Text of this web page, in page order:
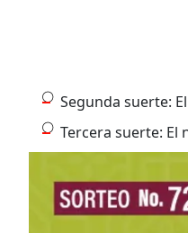
Segunda suerte:
Tercera suerte: El